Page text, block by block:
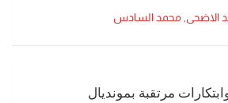
الاضحى, محمد السادس
مرتقبة بمونديال